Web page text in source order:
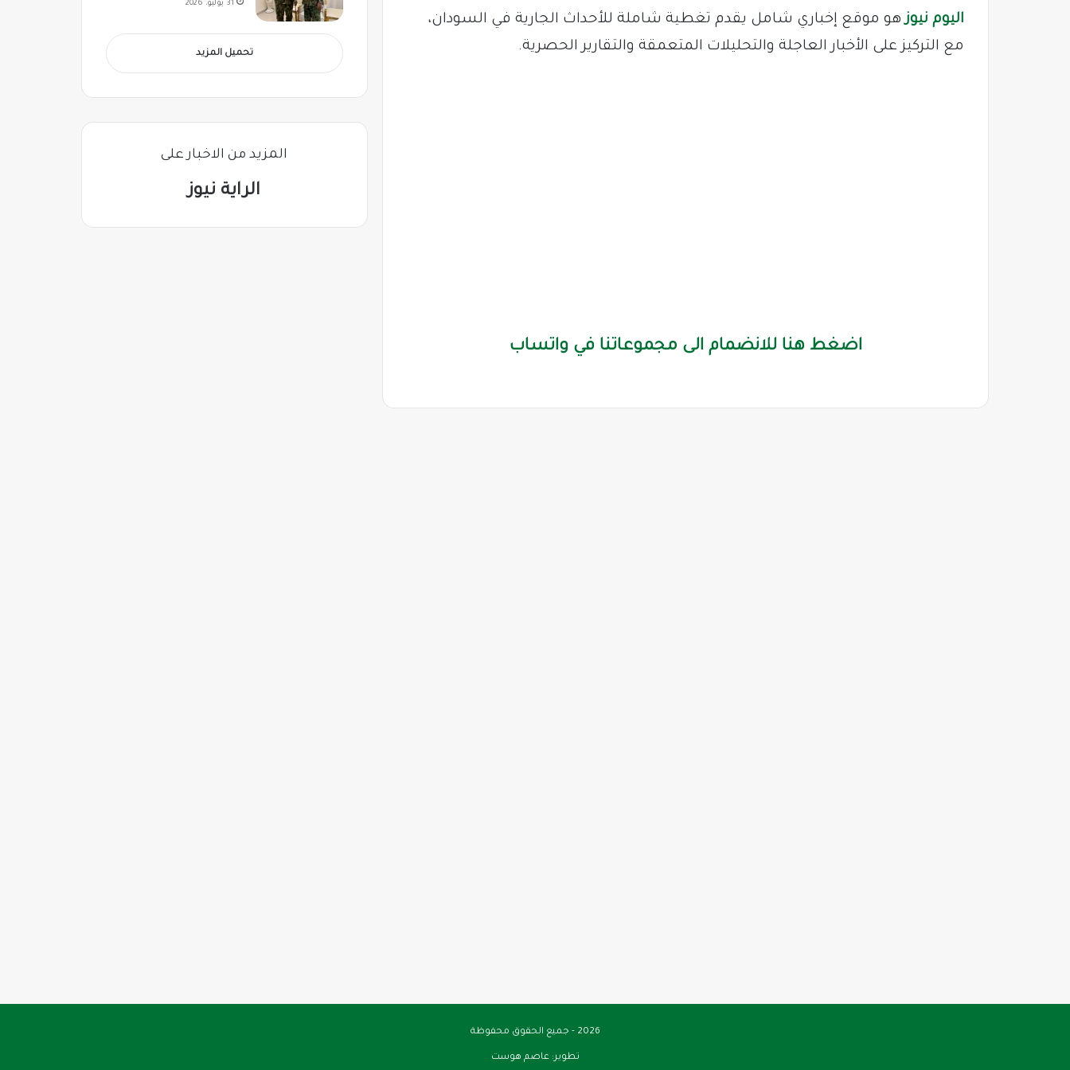
اليوم نيوزهو موقع إخباري شامل يقدم تغطية شاملة للأحداث الجارية في السودان،
مع التركيز على الأخبار العاجلة والتحليلات المتعمقة والتقارير الحصرية.
اضغط هنا للانضمام الى مجموعاتنا في واتساب
31 يوليو، 2026
تحميل المزيد
المزيد من الاخبار على
الراية نيوز
2026 - جميع الحقوق محفوظة
تطوير:عاصم هوست